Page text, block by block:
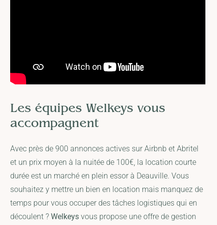
Les équipes Welkeys vous
accompagnent
Avec près de 900 annonces actives sur Airbnb et Abritel
et un prix moyen à la nuitée de 100€, la location courte
durée est un marché en plein essor à Deauville. Vous
souhaitez y mettre un bien en location mais manquez de
temps pour vous occuper des tâches logistiques qui en
découlent ?Welkeys vous propose une offre de gestion